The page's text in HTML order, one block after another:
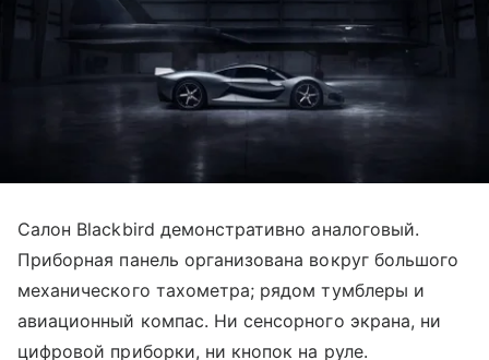
Салон Blackbird демонстративно аналоговый.
Приборная панель организована вокруг большого
механического тахометра; рядом тумблеры и
авиационный компас. Ни сенсорного экрана, ни
цифровой приборки, ни кнопок на руле.